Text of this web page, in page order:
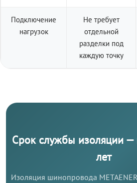
Подключение
нагрузок
Не требует
отдельной
разделки под
каждую точку
Срок службы изоляции —
лет
Изоляция шинопровода